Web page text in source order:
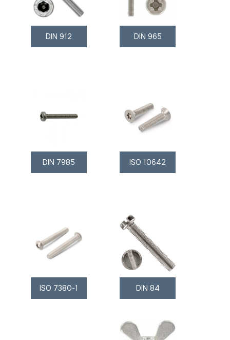
DIN 912 DIN 965
DIN 7985 ISO 10642
ISO 7380-1 DIN 84